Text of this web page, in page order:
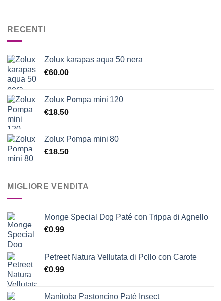
RECENTI
Zolux karapas aqua 50 nera
€60.00
Zolux Pompa mini 120
€18.50
Zolux Pompa mini 80
€18.50
MIGLIORE VENDITA
Monge Special Dog Paté con Trippa di Agnello
€0.99
Petreet Natura Vellutata di Pollo con Carote
€0.99
Manitoba Pastoncino Paté Insect